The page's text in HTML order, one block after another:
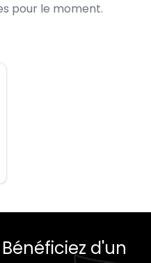
pour le moment.
d'un